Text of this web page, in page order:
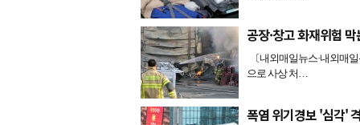
공장·창고 화재위험
〔내외매일뉴스·내외매
으로 사상 처…
폭염 위기경보 '심각'